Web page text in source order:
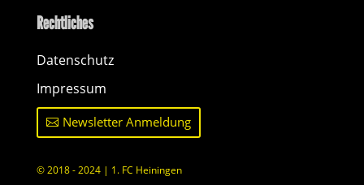
Rechtliches
Datenschutz
Impressum
Newsletter Anmeldung
© 2018 - 2024 | 1. FC Heiningen